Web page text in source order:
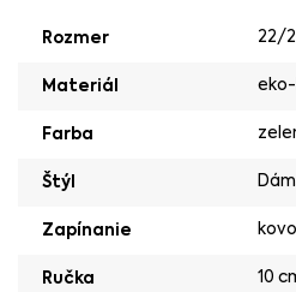
Rozmer 22/
Materiál
Farba
Štýl
Zapínanie
Ručka 10